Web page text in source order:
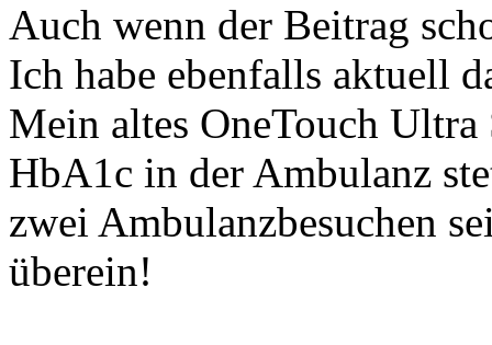
Auch wenn der Beitrag
Ich habe ebenfalls aktuell
Mein altes OneTouch
HbA1c in der Ambulanz
zwei Ambulanzbesuchen
überein!